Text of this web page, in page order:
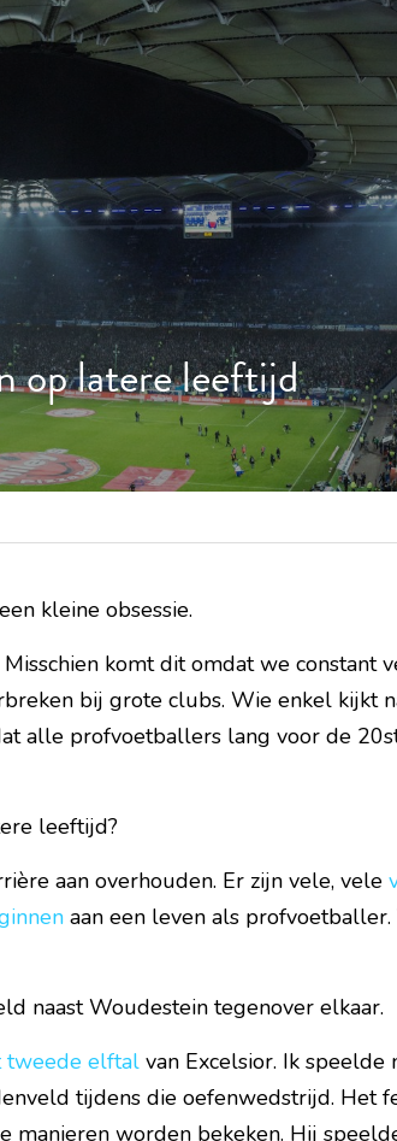
op latere leeftijd
kleine obsessie.
komt dit omdat we constant
bij grote clubs. Wie enkel kijkt
alle profvoetballers lang voor de
leeftijd?
aan overhouden. Er zijn vele, vele
aan een leven als profvoetballer.
naast Woudestein tegenover elkaar.
tweede elftal van Excelsior. Ik speelde
tijdens die oefenwedstrijd. Het
manieren worden bekeken. Hij